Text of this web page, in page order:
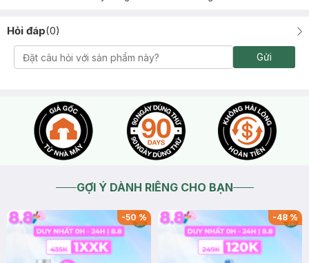
Hỏi đáp(0)
Gửi
GỢI Ý DÀNH RIÊNG CHO BẠN
-50% -48%